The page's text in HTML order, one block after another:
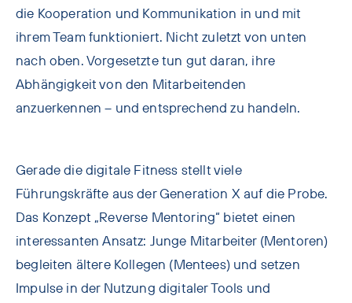
die Kooperation und Kommunikation in und mit
ihrem Team funktioniert. Nicht zuletzt von unten
nach oben. Vorgesetzte tun gut daran, ihre
Abhängigkeit von den Mitarbeitenden
anzuerkennen – und entsprechend zu handeln.
Gerade die digitale Fitness stellt viele
Führungskräfte aus der Generation X auf die Probe.
Das Konzept „Reverse Mentoring“ bietet einen
interessanten Ansatz: Junge Mitarbeiter (Mentoren)
begleiten ältere Kollegen (Mentees) und setzen
Impulse in der Nutzung digitaler Tools und